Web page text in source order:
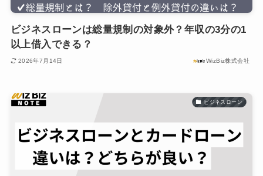
ビジネスローンは総量規制の対象外？年収の3分の1
以上借入できる？
2026年7月14日 WizBiz株式会社
ビジネスローン